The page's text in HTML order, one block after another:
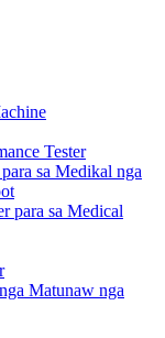
Tester
sa Medikal nga
para sa Medical
Matunaw nga